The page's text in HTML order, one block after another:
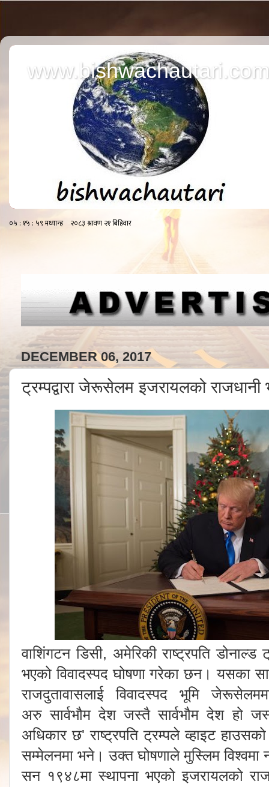
www.bishwachautari.com
DECEMBER 06, 2017
ट्रम्पद्वारा जेरूसेलम इजरायलको राजधानी
वाशिंगटन डिसी, अमेरिकी राष्ट्रपति
भएको विवादस्पद घोषणा गरेका छन। यसका
राजदुतावासलाई विवादस्पद भूमि
अरु सार्वभौम देश जस्तै सार्वभौम देश हो
अधिकार छ' राष्ट्रपति ट्रम्पले व्हाइट
सम्मेलनमा भने। उक्त घोषणाले मुस्लिम
सन १९४८मा स्थापना भएको इजरायलको